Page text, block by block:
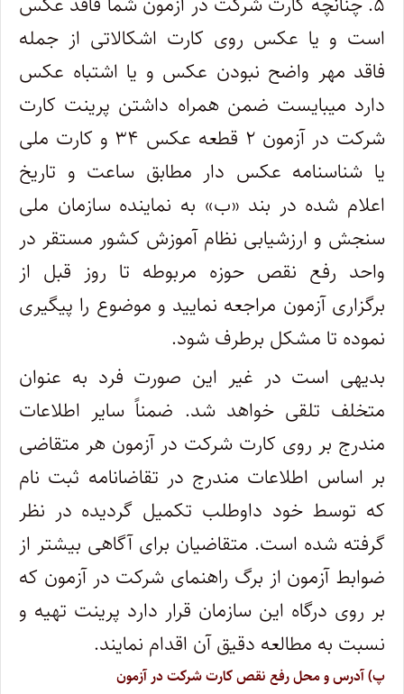
است و یا عکس روی کارت اشکالاتی از جمله
فاقد مهر واضح نبودن عکس و یا اشتباه عکس
دارد میبایست ضمن همراه داشتن پرینت کارت
شرکت در آزمون ۲ قطعه عکس ۳۴ و کارت ملی
یا شناسنامه عکس دار مطابق ساعت و تاریخ
اعلام شده در بند «ب» به نماینده سازمان ملی
سنجش و ارزشیابی نظام آموزش کشور مستقر در
واحد رفع نقص حوزه مربوطه تا روز قبل از
برگزاری آزمون مراجعه نمایید و موضوع را پیگیری
نموده تا مشکل برطرف شود.
بدیهی است در غیر این صورت فرد به عنوان
متخلف تلقی خواهد شد. ضمناً سایر اطلاعات
مندرج بر روی کارت شرکت در آزمون هر متقاضی
بر اساس اطلاعات مندرج در تقاضانامه ثبت نام
که توسط خود داوطلب تکمیل گردیده در نظر
گرفته شده است. متقاضیان برای آگاهی بیشتر از
ضوابط آزمون از برگ راهنمای شرکت در آزمون که
بر روی درگاه این سازمان قرار دارد پرینت تهیه و
نسبت به مطالعه دقیق آن اقدام نمایند.
پ) آدرس و محل رفع نقص کارت شرکت در آزمون